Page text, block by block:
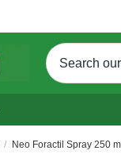
Neo Foractil Spray 250